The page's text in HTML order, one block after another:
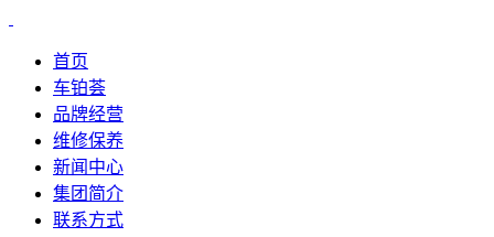
首页
车铂荟
品牌经营
维修保养
新闻中心
集团简介
联系方式